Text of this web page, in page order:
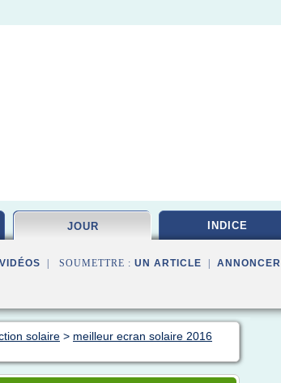
JOUR INDICE
| SOUMETTRE : UN ARTICLE ANNONCER
solaire > meilleur ecran solaire 2016